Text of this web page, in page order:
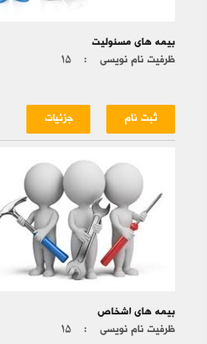
بیمه های مسئولیت
ظرفیت نام نویسی : ۱۵
ثبت نام جزئیات
بیمه های اشخاص
ظرفیت نام نویسی : ۱۵